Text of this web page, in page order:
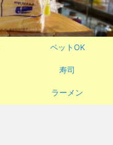
ペットOK
寿司
ラーメン